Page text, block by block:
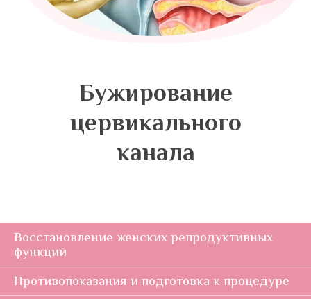
Бужирование
цервикального
канала
Восстановление женских репродуктивных
функций
Противопоказания и подготовка к процедуре